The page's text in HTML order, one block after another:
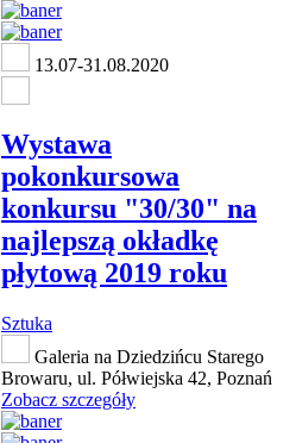
13.07-31.08.2020
Wystawa
pokonkursowa
konkursu "30/30" na
najlepszą okładkę
płytową 2019 roku
Sztuka
Galeria na Dziedzińcu Starego
Browaru, ul. Półwiejska 42, Poznań
Zobacz szczegóły